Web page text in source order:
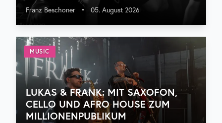
Franz Beschoner • 05. August 2026
MUSIC
LUKAS & FRANK: MIT SAXOFON,
CELLO UND AFRO HOUSE ZUM
MILLIONENPUBLIKUM